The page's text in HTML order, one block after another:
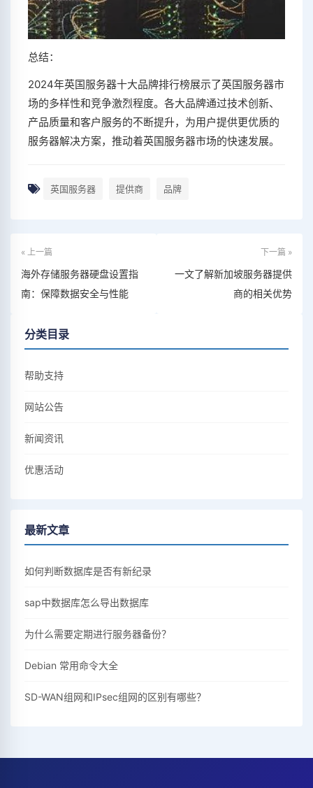
总结：
2024年英国服务器十大品牌排行榜展示了英国服务器市
场的多样性和竞争激烈程度。各大品牌通过技术创新、
产品质量和客户服务的不断提升，为用户提供更优质的
服务器解决方案，推动着英国服务器市场的快速发展。
英国服务器 提供商 品牌
« 上一篇
海外存储服务器硬盘设置指
南：保障数据安全与性能
下一篇 »
一文了解新加坡服务器提供
商的相关优势
分类目录
帮助支持
网站公告
新闻资讯
优惠活动
最新文章
如何判断数据库是否有新纪录
sap中数据库怎么导出数据库
为什么需要定期进行服务器备份？
Debian 常用命令大全
SD-WAN组网和IPsec组网的区别有哪些？